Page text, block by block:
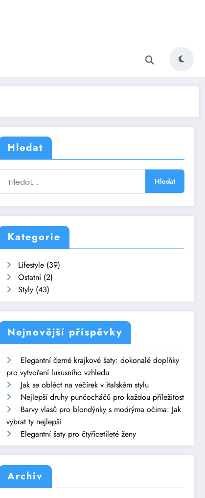
Hledat
Kategorie
Lifestyle (39)
Ostatní(2)
Styly (43)
Nejnovější příspěvky
Elegantní černé krajkové šaty: dokonalé doplňky
pro vytvoření luxusního vzhledu
Jak se obléct na večírek v italském stylu
Nejlepší druhy punčocháčů pro každou příležitost
Barvy vlasů pro blondýnky s modrýma očima: Jak
vybrat ty nejlepší
Elegantní šaty pro čtyřicetileté ženy
Archiv